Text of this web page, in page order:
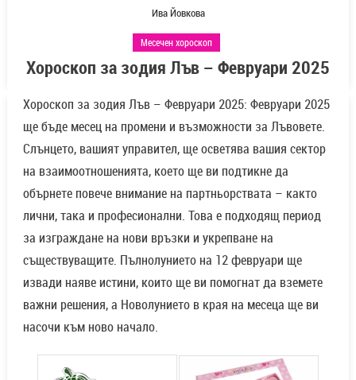
Ива Йовкова
Месечен хороскоп
Хороскоп за зодия Лъв – Февруари 2025
Хороскоп за зодия Лъв – Февруари 2025: Февруари 2025
ще бъде месец на промени и възможности за Лъвовете.
Слънцето, вашият управител, ще осветява вашия сектор
на взаимоотношенията, което ще ви подтикне да
обърнете повече внимание на партньорствата – както
лични, така и професионални. Това е подходящ период
за изграждане на нови връзки и укрепване на
съществуващите. Пълнолунието на 12 февруари ще
извади наяве истини, които ще ви помогнат да вземете
важни решения, а Новолунието в края на месеца ще ви
насочи към ново начало.